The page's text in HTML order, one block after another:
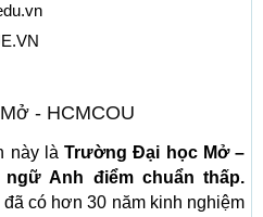
- HCMCOU
này là Trường Đại học Mở –
Anh điểm chuẩn thấp.
có hơn 30 năm kinh nghiệm